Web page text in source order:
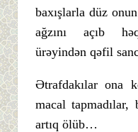
baxışlarla düz
ağzını açıb
ürəyindən qəfil
Ətrafdakılar ona
macal
artıq ölüb…